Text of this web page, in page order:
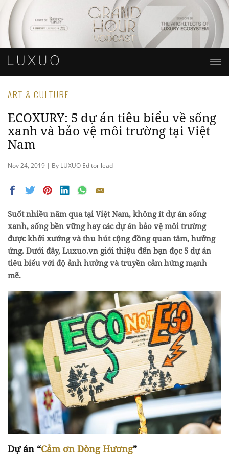
ART & CULTURE
ECOXURY: 5 dự án tiêu biểu về sống
xanh và bảo vệ môi trường tại Việt
Nam
Nov 24, 2019 | By LUXUO Editor lead
Suốt nhiều năm qua tại Việt Nam, không ít dự án sống
xanh, sống bền vững hay các dự án bảo vệ môi trường
được khởi xướng và thu hút cộng đồng quan tâm, hưởng
ứng. Dưới đây, Luxuo.vn giới thiệu đến bạn đọc 5 dự án
tiêu biểu với độ ảnh hưởng và truyền cảm hứng mạnh
mẽ.
Dự án “Cảm ơn Dòng Hương”